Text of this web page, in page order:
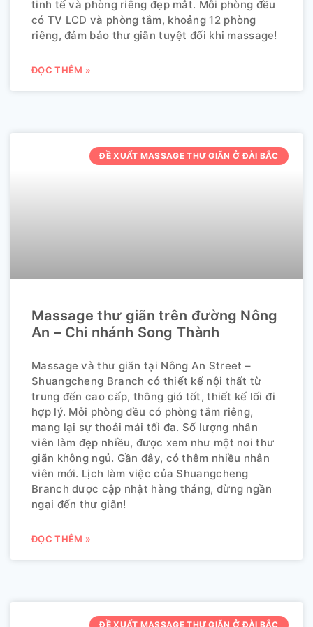
tinh tế và phòng riêng đẹp mắt. Mỗi phòng đều
có TV LCD và phòng tắm, khoảng 12 phòng
riêng, đảm bảo thư giãn tuyệt đối khi massage!
ĐỌC THÊM »
ĐỀ XUẤT MASSAGE THƯ GIÃN Ở ĐÀI BẮC
Massage thư giãn trên đường Nông
An – Chi nhánh Song Thành
Massage và thư giãn tại Nông An Street –
Shuangcheng Branch có thiết kế nội thất từ
trung đến cao cấp, thông gió tốt, thiết kế lối đi
hợp lý. Mỗi phòng đều có phòng tắm riêng,
mang lại sự thoải mái tối đa. Số lượng nhân
viên làm đẹp nhiều, được xem như một nơi thư
giãn không ngủ. Gần đây, có thêm nhiều nhân
viên mới. Lịch làm việc của Shuangcheng
Branch được cập nhật hàng tháng, đừng ngần
ngại đến thư giãn!
ĐỌC THÊM »
ĐỀ XUẤT MASSAGE THƯ GIÃN Ở ĐÀI BẮC